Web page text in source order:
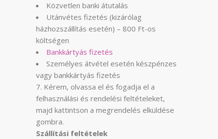
Közvetlen banki átutalás
Utánvétes fizetés (kizárólag
házhozszállítás esetén) – 800 Ft-os
költségen
Bankkártyás fizetés
Személyes átvétel esetén készpénzes
vagy bankkártyás fizetés
Kérem, olvassa el és fogadja el a
felhasználási és rendelési feltételeket,
majd kattintson a megrendelés elküldése
gombra.
Szállítási feltételek